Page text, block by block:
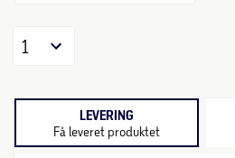
1
LEVERING
Få leveret produktet